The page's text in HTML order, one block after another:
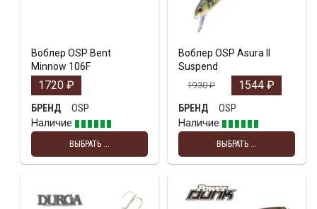
Воблер OSP Bent
Minnow 106F
1720 ₽
БРЕНД
OSP
Наличие
ВЫБРАТЬ ...
Воблер OSP Asura II
Suspend
1930₽ 1544 ₽
БРЕНД
OSP
Наличие
ВЫБРАТЬ ...